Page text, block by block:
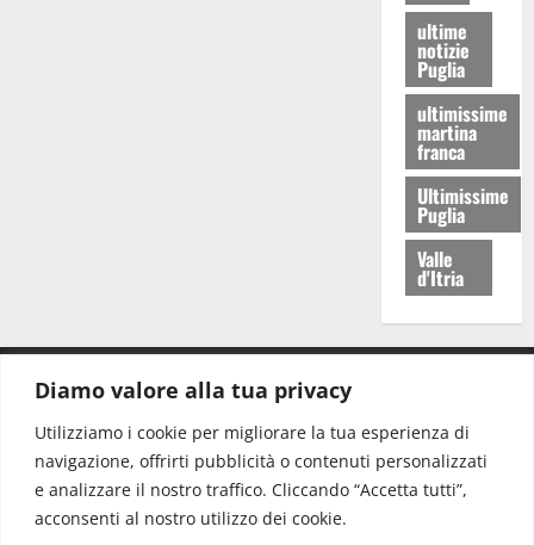
Diamo valore alla tua privacy
Utilizziamo i cookie per migliorare la tua esperienza di
navigazione, offrirti pubblicità o contenuti personalizzati
e analizzare il nostro traffico. Cliccando “Accetta tutti”,
acconsenti al nostro utilizzo dei cookie.
ultime
notizie
Puglia
ultimissime
martina
franca
Ultimissime
Puglia
Valle
d'Itria
Redazione: redazione@www.martinasera.it
Direttore:direttore@www.martinasera.it
Info & Commerciale:info@www.martinasera.it